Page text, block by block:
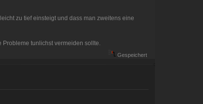
zu tief einsteigt und dass man zweitens eine
tunlichst vermeiden sollte.
Gespeichert